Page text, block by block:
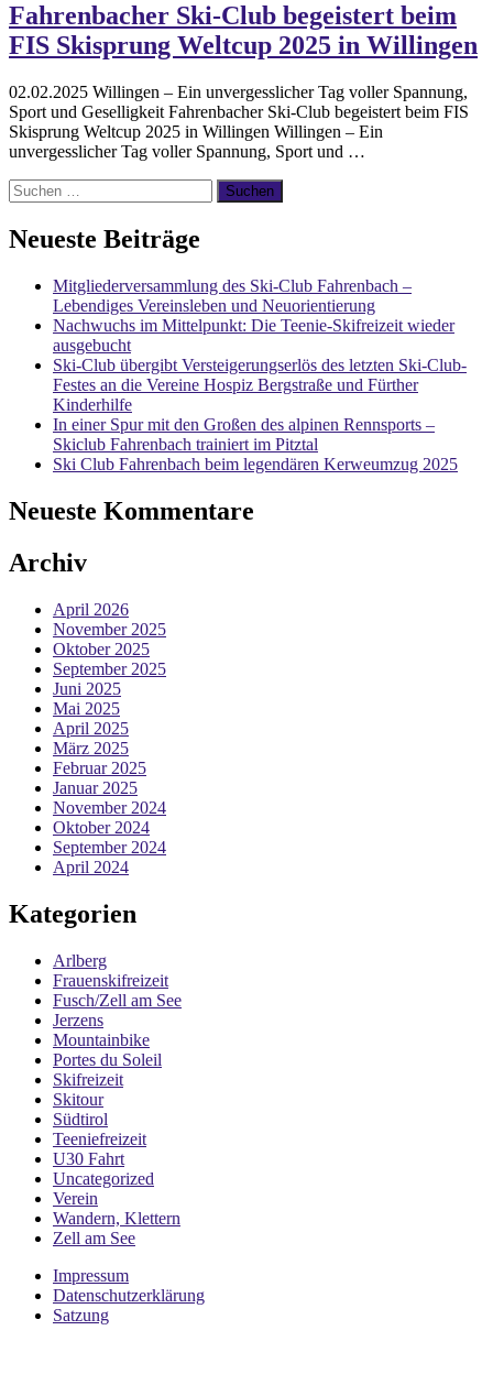
Fahrenbacher Ski-Club begeistert beim
FIS Skisprung Weltcup 2025 in Willingen
02.02.2025 Willingen – Ein unvergesslicher Tag voller Spannung,
Sport und Geselligkeit Fahrenbacher Ski-Club begeistert beim FIS
Skisprung Weltcup 2025 in Willingen Willingen – Ein
unvergesslicher Tag voller Spannung, Sport und …
Suchen
nach:
Neueste Beiträge
Mitgliederversammlung des Ski-Club Fahrenbach –
Lebendiges Vereinsleben und Neuorientierung
Nachwuchs im Mittelpunkt: Die Teenie-Skifreizeit wieder
ausgebucht
Ski-Club übergibt Versteigerungserlös des letzten Ski-Club-
Festes an die Vereine Hospiz Bergstraße und Fürther
Kinderhilfe
In einer Spur mit den Großen des alpinen Rennsports –
Skiclub Fahrenbach trainiert im Pitztal
Ski Club Fahrenbach beim legendären Kerweumzug 2025
Neueste Kommentare
Archiv
April 2026
November 2025
Oktober 2025
September 2025
Juni 2025
Mai 2025
April 2025
März 2025
Februar 2025
Januar 2025
November 2024
Oktober 2024
September 2024
April 2024
Kategorien
Arlberg
Frauenskifreizeit
Fusch/Zell am See
Jerzens
Mountainbike
Portes du Soleil
Skifreizeit
Skitour
Südtirol
Teeniefreizeit
U30 Fahrt
Uncategorized
Verein
Wandern, Klettern
Zell am See
Impressum
Datenschutzerklärung
Satzung